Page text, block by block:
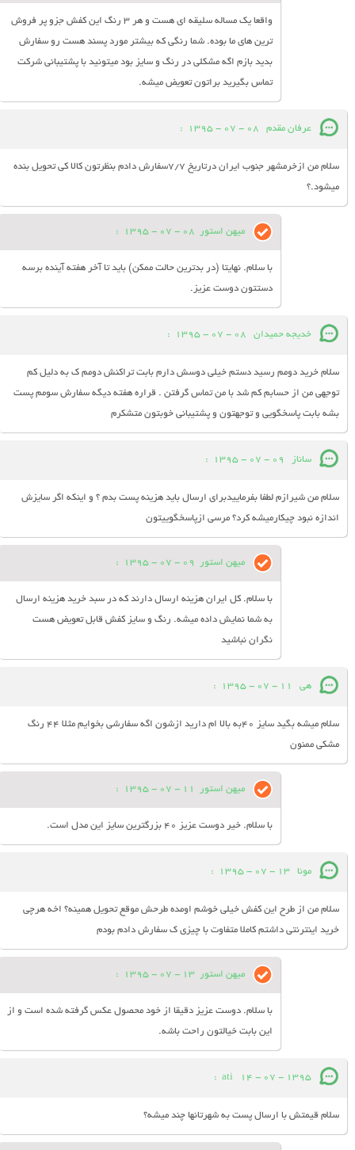
واقعا یک مساله سلیقه ای هست و هر 3 رنگ این کفش جزو پر فروش
ترین های ما بوده. شما رنگی که بیشتر مورد پسند هست رو سفارش
بدید بازم اگه مشکلی در رنگ و سایز بود میتونید با پشتیبانی شرکت
تماس بگیرید براتون تعویض میشه.
عرفان مقدم 08 - 07 - 1395
:
سلام من ازخرمشهر جنوب ایران درتاریخ 7/7سفارش دادم بنظرتون کالا کی تحویل بنده
میشود.؟
میهن استور 08 - 07 - 1395
:
با سلام. نهایتا (در بدترین حالت ممکن) باید تا آخر هفته آینده برسه
دستتون دوست عزیز.
خدیجه حمیدان 08 - 07 - 1395
:
سلام خرید دومم رسید دستم خیلی دوسش دارم بابت تراکنش دومم ک به دلیل کم
توجهی من از حسابم کم شد با من تماس گرفتن . قراره هفته دیگه سفارش سومم پست
بشه بابت پاسخگویی و توجهتون و پشتیبانی خوبتون متشکرم
ساناز 09 - 07 - 1395
:
سلام من شیرازم لطفا بفرماییدبرای ارسال باید هزینه پست بدم ؟ و اینکه اگر سایزش
اندازه نبود چیکارمیشه کرد؟ مرسی ازپاسخگوییتون
میهن استور 09 - 07 - 1395
:
با سلام. کل ایران هزینه ارسال دارند که در سبد خرید هزینه ارسال
به شما نمایش داده میشه. رنگ و سایز کفش قابل تعویض هست
نگران نباشید
هی 11 - 07 - 1395
:
سلام میشه بگید سایز 40به بالا ام دارید ازشون اگه سفارشی بخوایم مثلا 44 رنگ
مشکی ممنون
میهن استور 11 - 07 - 1395
:
با سلام. خیر دوست عزیز 40 بزرگترین سایز این مدل است.
مونا 13 - 07 - 1395
:
سلام من از طرح این کفش خیلی خوشم اومده طرحش موقع تحویل همینه؟ اخه هرچی
خرید اینترنتی داشتم کاملا متفاوت با چیزی ک سفارش دادم بودم
میهن استور 13 - 07 - 1395
:
با سلام. دوست عزیز دقیقا از خود محصول عکس گرفته شده است و از
این بابت خیالتون راحت باشه.
ati 14 - 07 - 1395
:
سلام قیمتش با ارسال پست به شهرتانها چند میشه؟